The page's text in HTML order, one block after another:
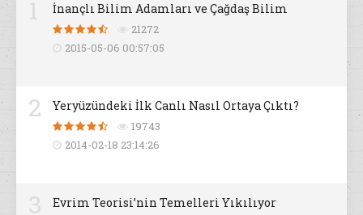
İnançlı Bilim Adamları ve Çağdaş Bilim
21272
2015-05-06 00:57:05
2 Yeryüzündeki İlk Canlı Nasıl Ortaya Çıktı?
19743
2014-02-18 23:14:26
Evrim Teorisi’nin Temelleri Yıkılıyor